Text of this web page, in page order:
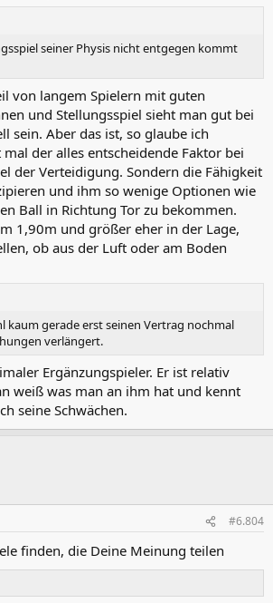
seiner Physis nicht entgegen kommt
von langem Spielern mit guten
und Stellungsspiel sieht man gut bei
sein. Aber das ist, so glaube ich
der alles entscheidende Faktor bei
der Verteidigung. Sondern die Fähigkeit
und ihm so wenige Optionen wie
Ball in Richtung Tor zu bekommen.
1,90m und größer eher in der Lage,
ob aus der Luft oder am Boden
kaum gerade erst seinen Vertrag nochmal
verlängert.
Ergänzungspieler. Er ist relativ
weiß was man an ihm hat und kennt
seine Schwächen.
#6.804
finden, die Deine Meinung teilen